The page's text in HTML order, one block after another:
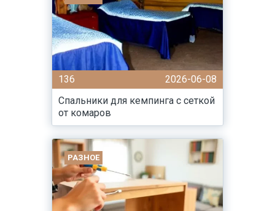
136
2026-06-08
Спальники для кемпинга с сеткой
от комаров
РАЗНОЕ